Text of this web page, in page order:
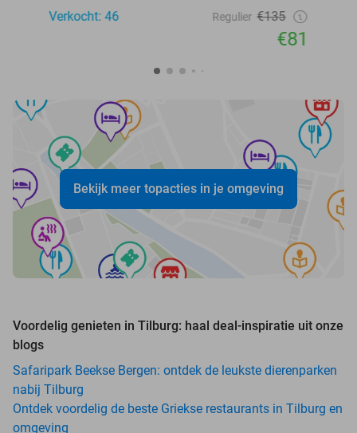
Verkocht: 46
Regulier €135
€81
Bekijk meer topacties in je omgeving
Voordelig genieten in Tilburg: haal deal-inspiratie uit onze
blogs
Safaripark Beekse Bergen: ontdek de leukste dierenparken
nabij Tilburg
Ontdek voordelig de beste Griekse restaurants in Tilburg en
omgeving